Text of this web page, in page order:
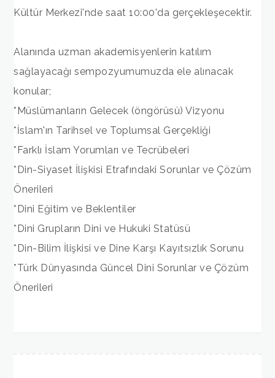
Kültür Merkezi'nde saat 10:00'da gerçekleşecektir.
Alanında uzman akademisyenlerin katılım
sağlayacağı sempozyumumuzda ele alınacak
konular;
*Müslümanların Gelecek (öngörüsü) Vizyonu
*İslam'ın Tarihsel ve Toplumsal Gerçekliği
*Farklı İslam Yorumları ve Tecrübeleri
*Din-Siyaset İlişkisi Etrafındaki Sorunlar ve Çözüm
Önerileri
*Dini Eğitim ve Beklentiler
*Dini Grupların Dini ve Hukuki Statüsü
*Din-Bilim İlişkisi ve Dine Karşı Kayıtsızlık Sorunu
*Türk Dünyasında Güncel Dini Sorunlar ve Çözüm
Önerileri